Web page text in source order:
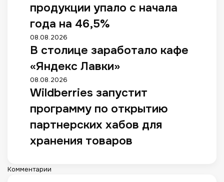
продукции упало с начала
года на 46,5%
08.08.2026
В столице заработало кафе
«Яндекс Лавки»
08.08.2026
Wildberries запустит
программу по открытию
партнерских хабов для
хранения товаров
Комментарии